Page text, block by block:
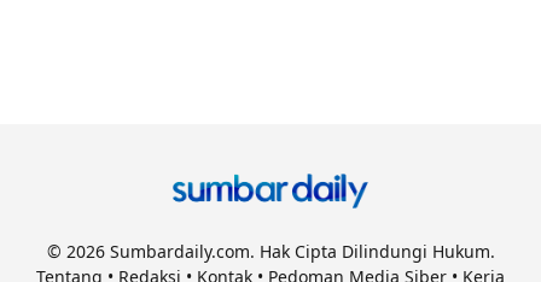
© 2026 Sumbardaily.com. Hak Cipta Dilindungi Hukum.
Tentang • Redaksi • Kontak • Pedoman Media Siber • Kerja